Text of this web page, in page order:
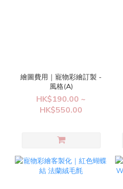
繪圖費用｜寵物彩繪訂製 -
風格(A)
HK$190.00 ~
HK$550.00